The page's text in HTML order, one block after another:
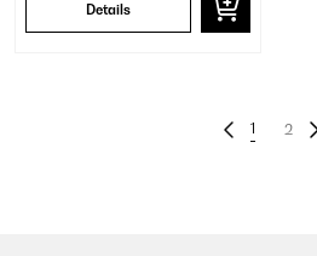
Details
1 2